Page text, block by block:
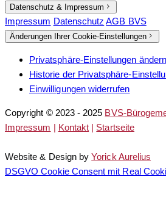
Datenschutz & Impressum
Impressum Datenschutz AGB BVS
Änderungen Ihrer Cookie-Einstellungen
Privatsphäre-Einstellungen ändern
Historie der Privatsphäre-
Einwilligungen widerrufen
Copyright © 2023 - 2025 BVS-
Impressum | Kontakt | Startseite
Website & Design byYorick Aurelius
DSGVO Cookie Consent mit Real